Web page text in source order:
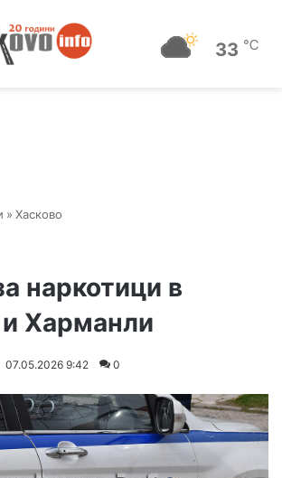
33 ℃
» Хасково
наркотици в
Харманли
07.05.2026 9:42 0